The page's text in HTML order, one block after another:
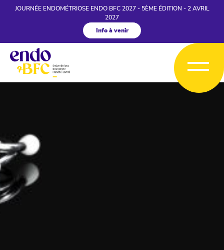
JOURNÉE ENDOMÉTRIOSE ENDO BFC 2027 - 5ÈME ÉDITION - 2 AVRIL
2027
Info à venir